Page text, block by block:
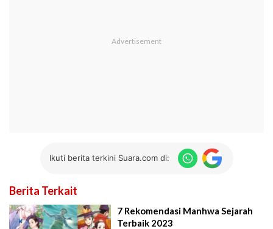
Ikuti berita terkini Suara.com di:
Berita Terkait
7 Rekomendasi Manhwa Sejarah
Terbaik 2023